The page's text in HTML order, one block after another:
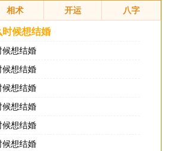
相术 开运 八字
时候想结婚
候想结婚
候想结婚
候想结婚
候想结婚
候想结婚
候想结婚